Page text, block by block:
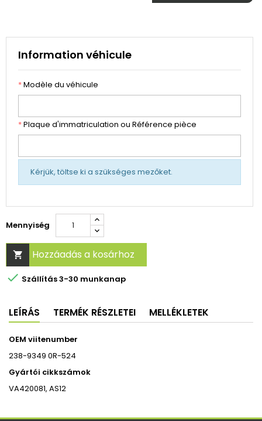
Information véhicule
*Modèle du véhicule
*Plaque d'immatriculation ou Référence pièce
Kérjük, töltse ki a szükséges mezőket.
Mennyiség
 Hozzáadás a kosárhoz
 Szállítás 3-30 munkanap
LEÍRÁS TERMÉK RÉSZLETEI MELLÉKLETEK
OEM viitenumber
238-9349 0R-524
Gyártói cikkszámok
VA420081, AS12